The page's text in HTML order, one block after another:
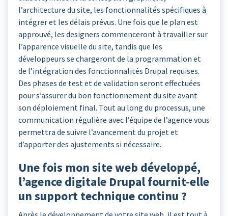
l’architecture du site, les fonctionnalités spécifiques à
intégrer et les délais prévus. Une fois que le plan est
approuvé, les designers commenceront à travailler sur
l’apparence visuelle du site, tandis que les
développeurs se chargeront de la programmation et
de l’intégration des fonctionnalités Drupal requises.
Des phases de test et de validation seront effectuées
pour s’assurer du bon fonctionnement du site avant
son déploiement final. Tout au long du processus, une
communication régulière avec l’équipe de l’agence vous
permettra de suivre l’avancement du projet et
d’apporter des ajustements si nécessaire.
Une fois mon site web développé,
l’agence digitale Drupal fournit-elle
un support technique continu ?